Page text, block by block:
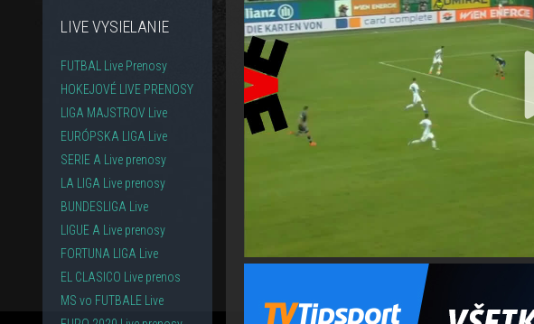
LIVE VYSIELANIE
FUTBAL Live Prenosy
HOKEJOVÉ LIVE PRENOSY
LIGA MAJSTROV Live
EURÓPSKA LIGA Live
SERIE A Live prenosy
LA LIGA Live prenosy
BUNDESLIGA Live
LIGUE A Live prenosy
FORTUNA LIGA Live
EL CLASICO Live prenos
MS vo FUTBALE Live